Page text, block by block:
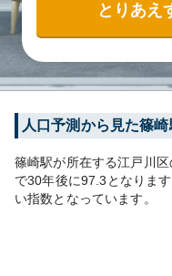
とりあえ
人口予測から見た篠崎
篠崎駅が所在する江戸川区
で30年後に97.3 となります
い指数となっています。